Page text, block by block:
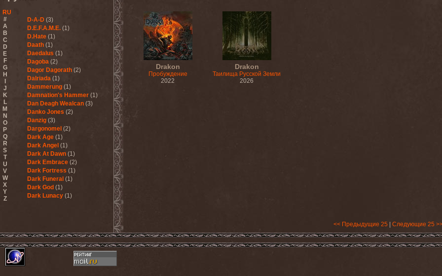
RU
#
A
B
C
D
E
F
G
H
J
K
L
M
N
O
P
Q
R
S
T
U
V
W
X
Y
Z
D-A-D (3)
D.E.F.A.M.E. (1)
D.Hate (1)
Daath (1)
Daedalus (1)
Dagoba (2)
Dagor Dagorath (2)
Dalriada (1)
Dammerung (1)
Damnation's Hammer (1)
Dan Deagh Wealcan (3)
Danko Jones (2)
Danzig (3)
Dargonomel (2)
Dark Age (1)
Dark Angel (1)
Dark At Dawn (1)
Dark Embrace (2)
Dark Fortress (1)
Dark Funeral (1)
Dark God (1)
Dark Lunacy (1)
Dark Tranquillity (2)
Dark Vision (1)
Drakon
Пробуждение
2022
Drakon
Таилища Русской Земли
2026
<< Предыдущие 25 Следующие 25